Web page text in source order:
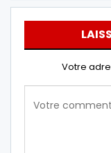
Votre